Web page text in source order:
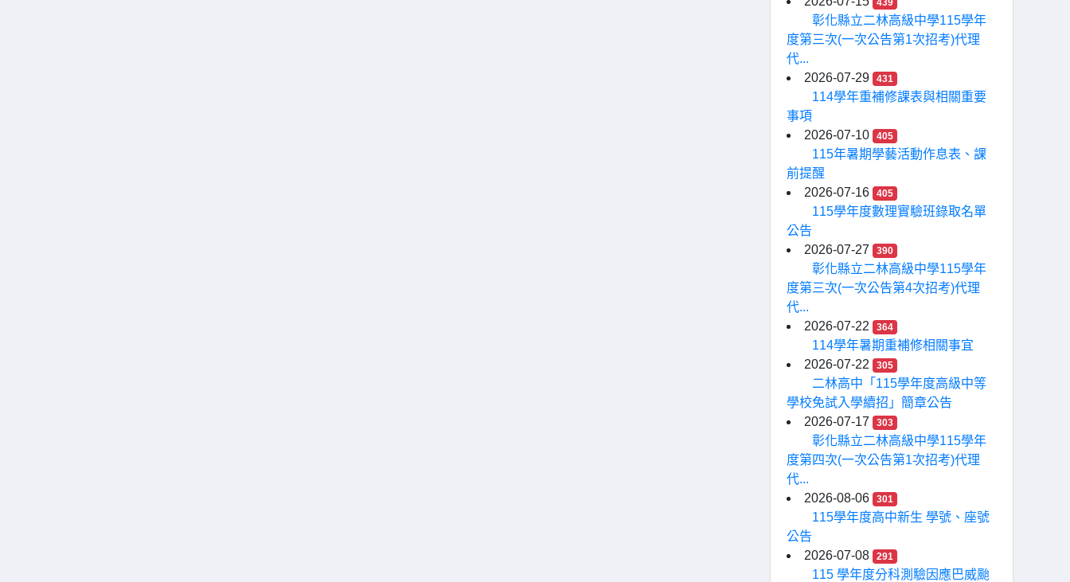
439
彰化縣立二林高級中學115學年
度第三次(一次公告第1次招考)代理
代...
2026-07-29
431
114學年重補修課表與相關重要
事項
2026-07-10
405
115年暑期學藝活動作息表、課
前提醒
2026-07-16
405
115學年度數理實驗班錄取名單
公告
2026-07-27
390
彰化縣立二林高級中學115學年
度第三次(一次公告第4次招考)代理
代...
2026-07-22
364
114學年暑期重補修相關事宜
2026-07-22
305
二林高中「115學年度高級中等
學校免試入學續招」簡章公告
2026-07-17
303
彰化縣立二林高級中學115學年
度第四次(一次公告第1次招考)代理
代...
2026-08-06
301
115學年度高中新生 學號、座號
公告
2026-07-08
291
115 學年度分科測驗因應巴威颱